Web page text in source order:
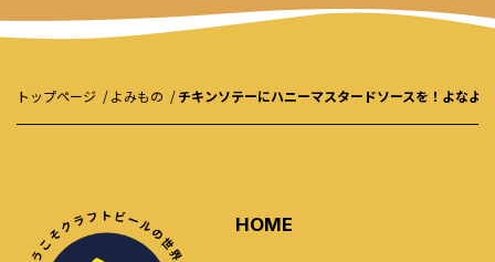
トップページ よみもの チキンソテーにハニーマスタードソースを！よなよ
HOME